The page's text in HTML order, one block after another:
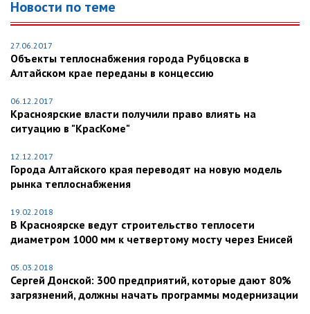
Новости по теме
27.06.2017
Объекты теплоснабжения города Рубцовска в
Алтайском крае переданы в концессию
06.12.2017
Красноярские власти получили право влиять на
ситуацию в "КрасКоме"
12.12.2017
Города Алтайского края переводят на новую модель
рынка теплоснабжения
19.02.2018
В Красноярске ведут строительство теплосети
диаметром 1000 мм к четвертому мосту через Енисей
05.03.2018
Сергей Донской: 300 предприятий, которые дают 80%
загрязнений, должны начать программы модернизации